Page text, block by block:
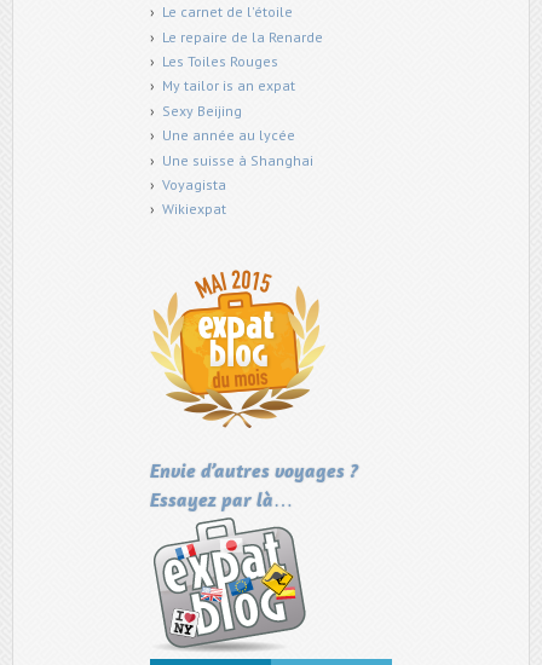
Le carnet de l'étoile
Le repaire de la Renarde
Les Toiles Rouges
My tailor is an expat
Sexy Beijing
Une année au lycée
Une suisse à Shanghai
Voyagista
Wikiexpat
Envie d’autres voyages ?
Essayez par là…